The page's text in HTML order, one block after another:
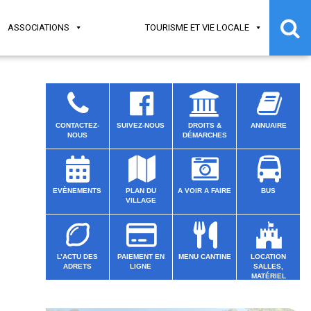
ASSOCIATIONS TOURISME ET VIE LOCALE
CONTACTEZ-
NOUS
SUIVEZ-NOUS
DROITS &
DÉMARCHES
ANNUAIRE
EVÈNEMENTS
PLAN DU
VILLAGE
A VOIR A FAIRE BUS
L’ACTU DES
ADRETS
PAIEMENT EN
LIGNE
MENU CANTINE
LOCATION
SALLES,
MATÉRIEL